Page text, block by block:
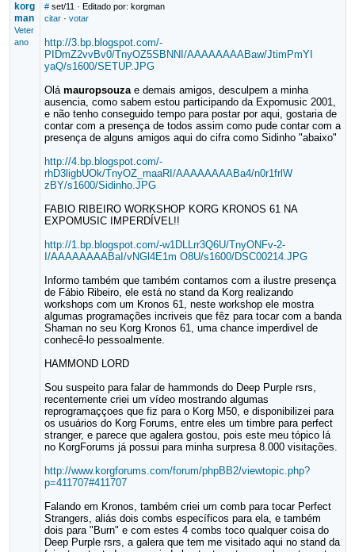
korg
man
Veter
ano
# set/11 · Editado por: korgman
citar· votar
http://3.bp.blogspot.com/-
PIDmZ2vvBv0/TnyOZ5SBNNI/AAAAAAAABaw/JtimPmYI
yaQ/s1600/SETUP.JPG
Olá mauropsouzae demais amigos, desculpem a minha
ausencia, como sabem estou participando da Expomusic 2001,
e não tenho conseguido tempo para postar por aqui, gostaria de
contar com a presença de todos assim como pude contar com a
presença de alguns amigos aqui do cifra como Sidinho "abaixo"
http://4.bp.blogspot.com/-
rhD3ligbUOk/TnyOZ_maaRI/AAAAAAAABa4/n0r1frlW
zBY/s1600/Sidinho.JPG
FABIO RIBEIRO WORKSHOP KORG KRONOS 61 NA
EXPOMUSIC IMPERDÍVEL!!
http://1.bp.blogspot.com/-w1DLLrr3Q6U/TnyONFv-2-
I/AAAAAAAABaI/vNGl4E1m O8U/s1600/DSC00214.JPG
Informo também que também contamos com a ilustre presença
de Fábio Ribeiro, ele está no stand da Korg realizando
workshops com um Kronos 61, neste workshop ele mostra
algumas programações incriveis que fêz para tocar com a banda
Shaman no seu Korg Kronos 61, uma chance imperdivel de
conhecê-lo pessoalmente.
HAMMOND LORD
Sou suspeito para falar de hammonds do Deep Purple rsrs,
recentemente criei um vídeo mostrando algumas
reprogramaççoes que fiz para o Korg M50, e disponibilizei para
os usuários do Korg Forums, entre eles um timbre para perfect
stranger, e parece que agalera gostou, pois este meu tópico lá
no KorgForums já possui para minha surpresa 8.000 visitações.
http://www.korgforums.com/forum/phpBB2/viewtopic.php?
p=411707#411707
Falando em Kronos, também criei um comb para tocar Perfect
Strangers, aliás dois combs específicos para ela, e também
dois para "Burn" e com estes 4 combs toco qualquer coisa do
Deep Purple rsrs, a galera que tem me visitado aqui no stand da